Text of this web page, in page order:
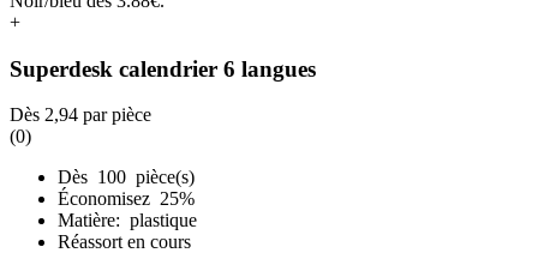
+
Superdesk calendrier 6 langues
Dès 2,94 par pièce
(0)
Dès 100 pièce(s)
Économisez 25%
Matière: plastique
Réassort en cours